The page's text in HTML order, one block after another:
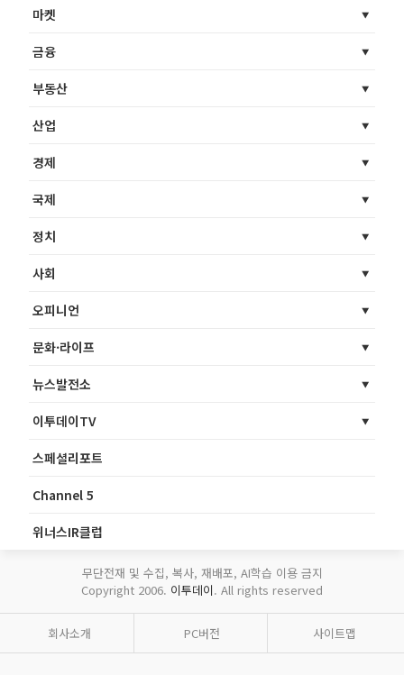
마켓
금융
부동산
산업
경제
국제
정치
사회
오피니언
문화·라이프
뉴스발전소
이투데이TV
스페셜리포트
Channel 5
위너스IR클럽
무단전재 및 수집, 복사, 재배포, AI학습 이용 금지
Copyright 2006. 이투데이. All rights reserved
회사소개 PC버전 사이트맵